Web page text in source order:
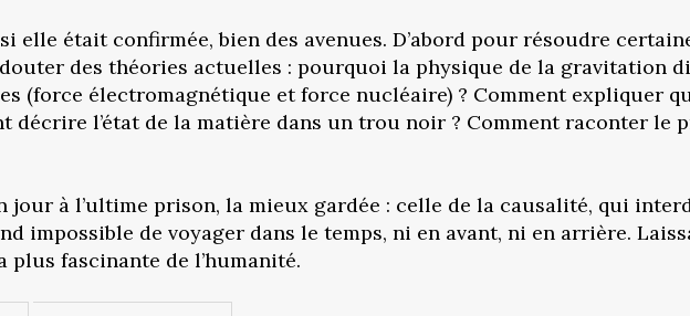
elle était confirmée, bien des avenues. D’abord pour résoudre
douter des théories actuelles : pourquoi la physique de la gravitation
(force électromagnétique et force nucléaire) ? Comment expliquer
décrire l’état de la matière dans un trou noir ? Comment raconter le
à l’ultime prison, la mieux gardée : celle de la causalité, qui
impossible de voyager dans le temps, ni en avant, ni en arrière.
fascinante de l’humanité.